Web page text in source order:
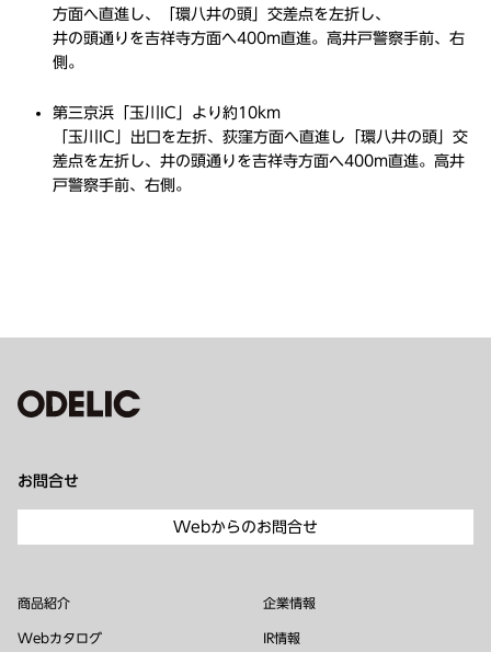
方面へ直進し、「環八井の頭」交差点を左折し、
井の頭通りを吉祥寺方面へ400m直進。高井戸警察手前、右
側。
第三京浜「玉川IC」より約10km
「玉川IC」出口を左折、荻窪方面へ直進し「環八井の頭」交
差点を左折し、井の頭通りを吉祥寺方面へ400m直進。高井
戸警察手前、右側。
お問合せ
Webからのお問合せ
商品紹介
Webカタログ
企業情報
IR情報